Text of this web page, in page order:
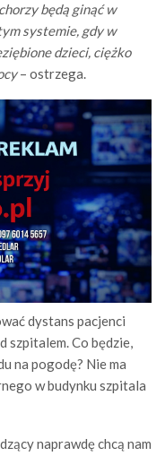
będą ginąć w
systemie, gdy w
dzieci, ciężko
– ostrzega.
dystans pacjenci
szpitalem. Co będzie,
na pogodę? Nie ma
w budynku szpitala
naprawdę chcą nam